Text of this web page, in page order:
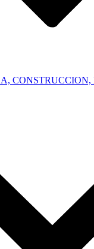
CONSTRUCCION,